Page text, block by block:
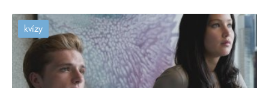
kvízy